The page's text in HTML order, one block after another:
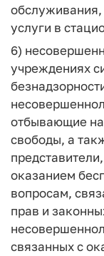
услуги в
6)
учреждениях
отбывающие
свободы, а
оказанием
вопросам,
прав и
связанных с